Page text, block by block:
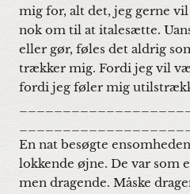
mig for, alt det, jeg gerne
nok om til at italesætte.
eller gør, føles det aldrig
trækker mig. Fordi jeg vil
fordi jeg føler mig
En nat besøgte
lokkende øjne. De var som
men dragende. Måske